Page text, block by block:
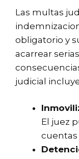
Las multas
obligatorio y
acarrear
judicial
El juez
cuentas